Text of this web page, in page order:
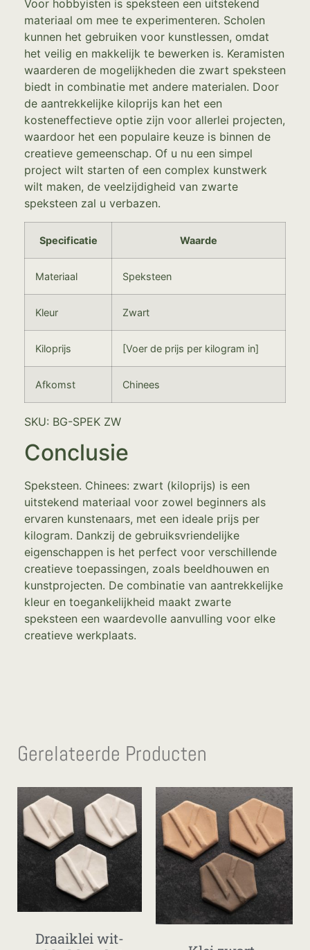
Voor hobbyisten is speksteen een uitstekend
materiaal om mee te experimenteren. Scholen
kunnen het gebruiken voor kunstlessen, omdat
het veilig en makkelijk te bewerken is. Keramisten
waarderen de mogelijkheden die zwart speksteen
biedt in combinatie met andere materialen. Door
de aantrekkelijke kiloprijs kan het een
kosteneffectieve optie zijn voor allerlei projecten,
waardoor het een populaire keuze is binnen de
creatieve gemeenschap. Of u nu een simpel
project wilt starten of een complex kunstwerk
wilt maken, de veelzijdigheid van zwarte
speksteen zal u verbazen.
Specificatie Waarde
Materiaal Speksteen
Kleur Zwart
Kiloprijs [Voer de prijs per kilogram in]
Afkomst Chinees
SKU: BG-SPEK ZW
Conclusie
Speksteen. Chinees: zwart (kiloprijs) is een
uitstekend materiaal voor zowel beginners als
ervaren kunstenaars, met een ideale prijs per
kilogram. Dankzij de gebruiksvriendelijke
eigenschappen is het perfect voor verschillende
creatieve toepassingen, zoals beeldhouwen en
kunstprojecten. De combinatie van aantrekkelijke
kleur en toegankelijkheid maakt zwarte
speksteen een waardevolle aanvulling voor elke
creatieve werkplaats.
Gerelateerde Producten
Draaiklei wit-